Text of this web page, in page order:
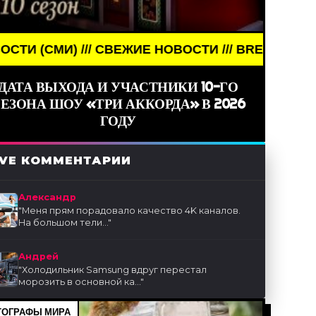
СВЕЖИЕ НОВОСТИ /// BREAKING NEWS ///
ВЫХОДА И УЧАСТНИКИ 10-ГО
ШОУ «ТРИ АККОРДА» В 2026
ГОДУ
КОММЕНТАРИИ
Александр
"Меня прям порадовало качество 4K каналов.
На большом тели..."
Андрей
"Холодильник Samsung вдруг перестал
морозить в основной ка..."
МИРА